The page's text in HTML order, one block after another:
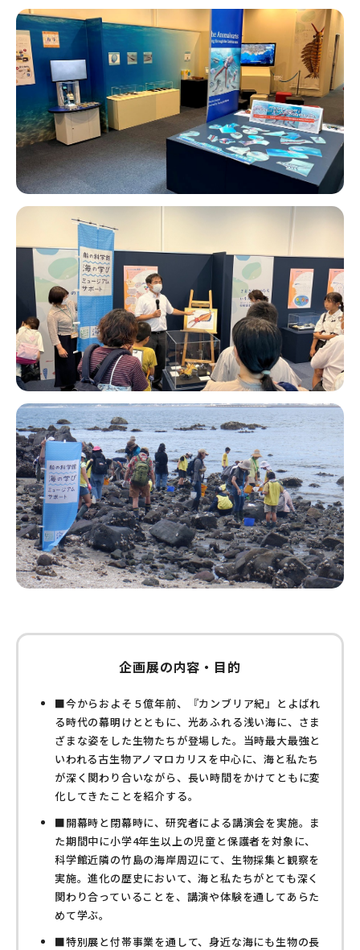
企画展の内容・目的
■今からおよそ５億年前、『カンブリア紀』とよばれ
る時代の幕明けとともに、光あふれる浅い海に、さま
ざまな姿をした生物たちが登場した。当時最大最強と
いわれる古生物アノマロカリスを中心に、海と私たち
が深く関わり合いながら、長い時間をかけてともに変
化してきたことを紹介する。
■開幕時と閉幕時に、研究者による講演会を実施。ま
た期間中に小学4年生以上の児童と保護者を対象に、
科学館近隣の竹島の海岸周辺にて、生物採集と観察を
実施。進化の歴史において、海と私たちがとても深く
関わり合っていることを、講演や体験を通してあらた
めて学ぶ。
■特別展と付帯事業を通して、身近な海にも生物の長